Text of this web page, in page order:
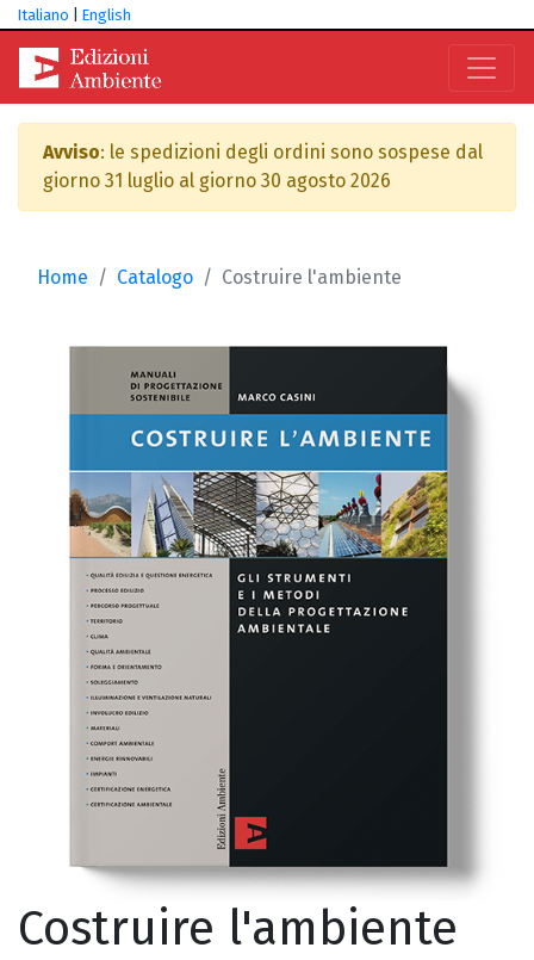
Italiano English
Avviso: le spedizioni degli ordini sono sospese dal
giorno 31 luglio al giorno 30 agosto 2026
Home Catalogo Costruire l'ambiente
Costruire l'ambiente